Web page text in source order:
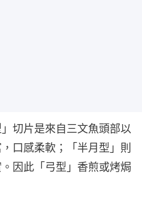
切片是來自三文魚頭部以
口感柔軟；「半月型」則
因此「弓型」香煎或烤焗